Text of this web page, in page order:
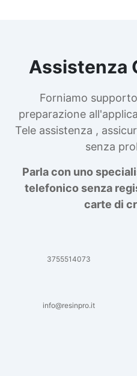
Assistenza
Forniamo
preparazione
Tele assistenza ,
senza
Parla con uno
telefonico senza
carte di
3755514073
info@resinpro.it